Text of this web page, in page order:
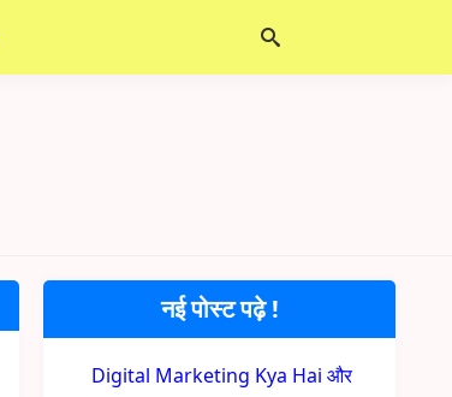
नई पोस्ट पढ़े !
Digital Marketing Kya Hai और